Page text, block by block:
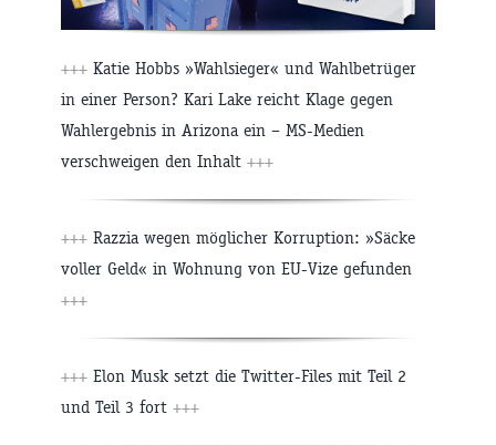
+++ Katie Hobbs »Wahlsieger« und Wahlbetrüger
in einer Person? Kari Lake reicht Klage gegen
Wahlergebnis in Arizona ein – MS-Medien
verschweigen den Inhalt +++
+++ Razzia wegen möglicher Korruption: »Säcke
voller Geld« in Wohnung von EU-Vize gefunden
+++
+++ Elon Musk setzt die Twitter-Files mit Teil 2
und Teil 3 fort +++